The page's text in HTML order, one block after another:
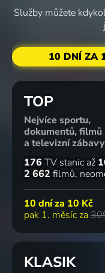
Služby můžete
10 DNÍ ZA
TOP
Nejvíce sportu,
dokumentů, filmů
a televizní zábavy
176 TV stanic až
2 662 filmů
10 dní za 10 Kč
pak 1. měsíc za
KLASIK